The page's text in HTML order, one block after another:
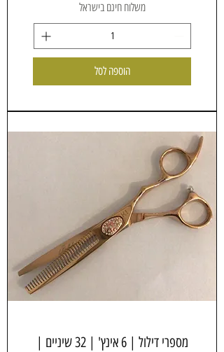
משלוח חינם בישראל
הוספה לסל
מספרי דילול | 6 אינץ' | 32 שיניים |